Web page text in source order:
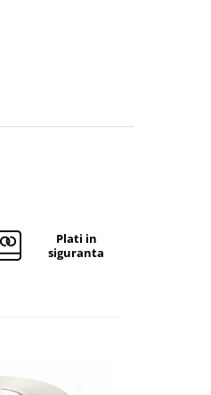
Plati in
siguranta